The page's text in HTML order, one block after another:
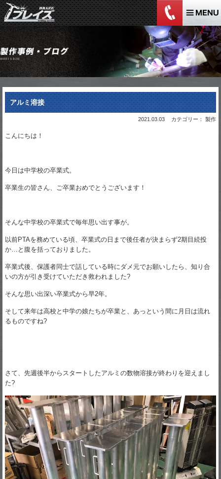
アルミ溶接
2021.03.03 カテゴリー： 製作
こんにちは！
今日は中学校の卒業式。
卒業生の皆さん、ご卒業おめでとうございます！
そんな中学校の卒業式で毎年思い出す事が。
以前PTAを務めている頃、卒業式の日まで後任者が決まらず2期目続投
か…と腹を括っておりました。
卒業式後、保護者同士で話している時にダメ元でお願いしたら、知り合
いの方が引き受けていただき救われました?
そんな思い出深い卒業式から早2年。
そして来年は高校と中学の娘たちが卒業と、あっという間に月日は流れ
るものですね?
さて、先週後半からスタートしたアルミの数物溶接が終わりを迎えまし
た?